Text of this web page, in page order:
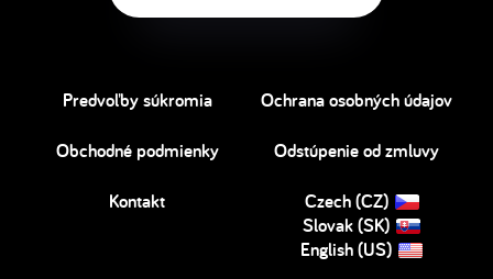
Predvoľby súkromia Ochrana osobných údajov
Obchodné podmienky Odstúpenie od zmluvy
Kontakt
Czech (CZ)
Slovak (SK)
English (US)